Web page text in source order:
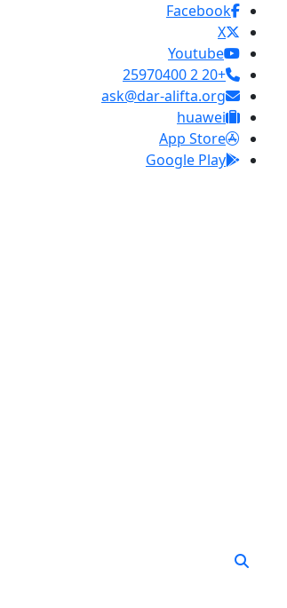
Facebook
X
Youtube
+20 2 25970400
ask@dar-alifta.org
huawei
App Store
Google Play